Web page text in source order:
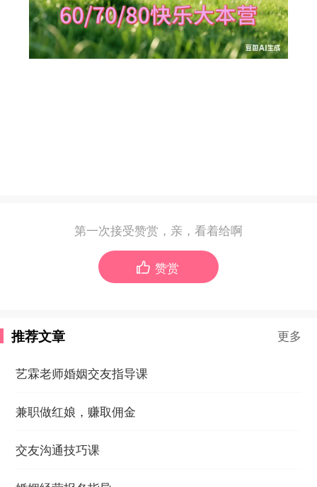
第一次接受赞赏，亲，看着给啊
 赞赏
推荐文章 更多
艺霖老师婚姻交友指导课
兼职做红娘，赚取佣金
交友沟通技巧课